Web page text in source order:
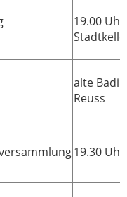
19.00 Uhr
alte Badi
Reuss
19.30